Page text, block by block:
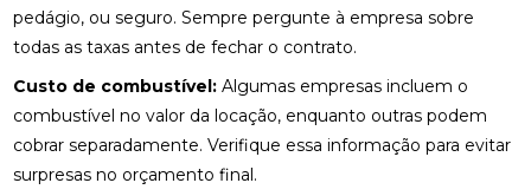
pedágio, ou seguro. Sempre pergunte à empresa sobre
todas as taxas antes de fechar o contrato.
Custo de combustível: Algumas empresas incluem o
combustível no valor da locação, enquanto outras podem
cobrar separadamente. Verifique essa informação para evitar
surpresas no orçamento final.